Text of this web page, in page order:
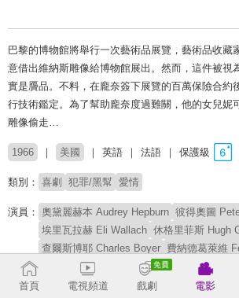
巴黎的博物館將舉行一次藝術品展覽，藝術品收藏
意借出維納斯雕像給博物館展出。然而，這件被視
實是贗品。不料，在龐奈簽下展覽的百萬保險合約
行技術鑑定。為了幫助龐奈度過難關，他的女兒妮
雕像偷走…
1966 美國 英語 法語 保護級
類別： 喜劇 犯罪/黑幫 愛情
演員： 奧黛麗赫本 Audrey Hepburn 彼得奧圖
埃里瓦拉赫 Eli Wallach 休格里菲斯 Hugh
查爾斯博耶 Charles Boyer 費納德葛萊維
馬塞爾達里奧 Marcel Dalio
雅克馬林
羅傑特弗維耶 Roger Tréville
艾德華馬林
首頁 電視頻道 戲劇 電影